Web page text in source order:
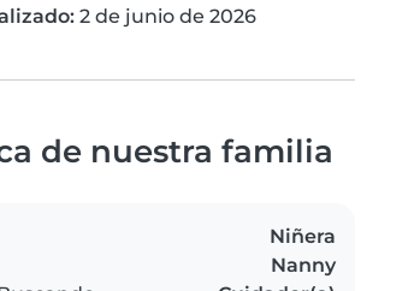
2 de junio de 2026
de nuestra familia
Niñera
Nanny